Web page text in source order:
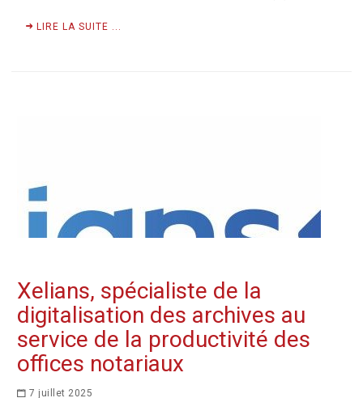
LIRE LA SUITE ...
Xelians, spécialiste de la
digitalisation des archives au
service de la productivité des
offices notariaux
7 juillet 2025